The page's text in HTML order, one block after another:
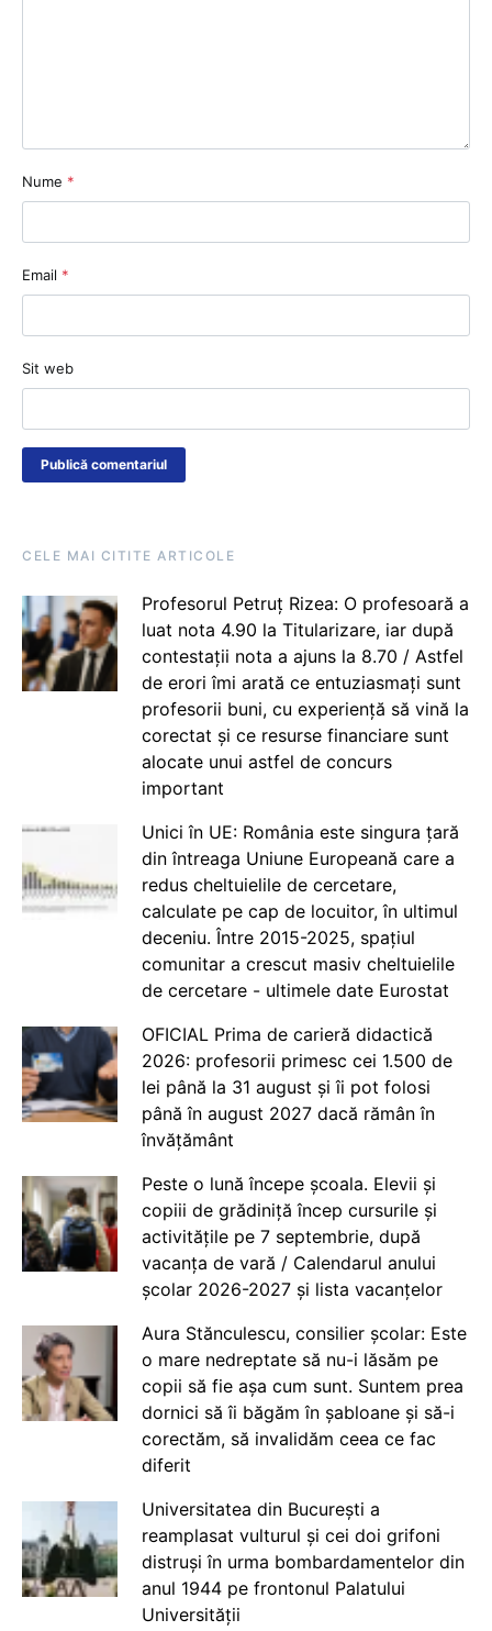
Nume *
Email *
Sit web
CELE MAI CITITE ARTICOLE
Profesorul Petruț Rizea: O profesoară a
luat nota 4.90 la Titularizare, iar după
contestații nota a ajuns la 8.70 / Astfel
de erori îmi arată ce entuziasmați sunt
profesorii buni, cu experiență să vină la
corectat și ce resurse financiare sunt
alocate unui astfel de concurs
important
Unici în UE: România este singura țară
din întreaga Uniune Europeană care a
redus cheltuielile de cercetare,
calculate pe cap de locuitor, în ultimul
deceniu. Între 2015-2025, spațiul
comunitar a crescut masiv cheltuielile
de cercetare - ultimele date Eurostat
OFICIAL Prima de carieră didactică
2026: profesorii primesc cei 1.500 de
lei până la 31 august și îi pot folosi
până în august 2027 dacă rămân în
învățământ
Peste o lună începe școala. Elevii și
copiii de grădiniță încep cursurile și
activitățile pe 7 septembrie, după
vacanța de vară / Calendarul anului
școlar 2026-2027 și lista vacanțelor
Aura Stănculescu, consilier școlar: Este
o mare nedreptate să nu-i lăsăm pe
copii să fie așa cum sunt. Suntem prea
dornici să îi băgăm în șabloane și să-i
corectăm, să invalidăm ceea ce fac
diferit
Universitatea din București a
reamplasat vulturul și cei doi grifoni
distruși în urma bombardamentelor din
anul 1944 pe frontonul Palatului
Universității